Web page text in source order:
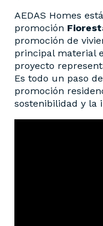
AEDAS Homes
promoción
promoción de
principal material
proyecto
Es todo un paso
promoción
sostenibilidad y la